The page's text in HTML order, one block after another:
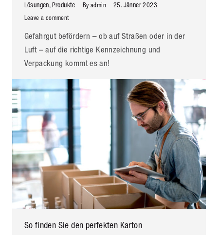
Lösungen,Produkte By admin 25. Jänner 2023
Leave a comment
Gefahrgut befördern – ob auf Straßen oder in der
Luft – auf die richtige Kennzeichnung und
Verpackung kommt es an!
So finden Sie den perfekten Karton